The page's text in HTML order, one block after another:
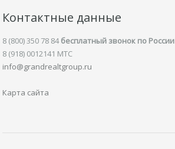
Контактные данные
8 (800) 350 78 84бесплатный звонок по России
8 (918) 0012141 MTC
info@grandrealtgroup.ru
Карта сайта